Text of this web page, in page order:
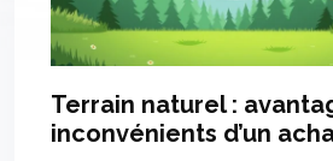
Terrain naturel :
inconvénients d’un